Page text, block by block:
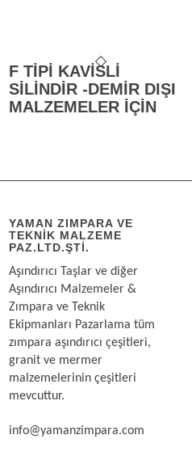
F TİPİ KAVİSLİ
SİLİNDİR -DEMİR DIŞI
MALZEMELER İÇİN
YAMAN ZIMPARA VE
TEKNIK MALZEME
PAZ.LTD.ŞTI.
Aşındırıcı Taşlar ve diğer
Aşındırıcı Malzemeler &
Zımpara ve Teknik
Ekipmanları Pazarlama tüm
zımpara aşındırıcı çeşitleri,
granit ve mermer
malzemelerinin çeşitleri
mevcuttur.
info@yamanzimpara.com